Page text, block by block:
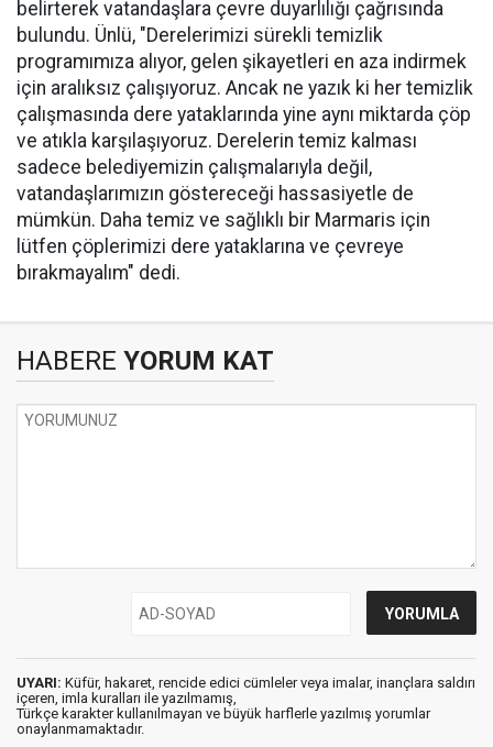
belirterek vatandaşlara çevre duyarlılığı çağrısında
bulundu. Ünlü, "Derelerimizi sürekli temizlik
programımıza alıyor, gelen şikayetleri en aza indirmek
için aralıksız çalışıyoruz. Ancak ne yazık ki her temizlik
çalışmasında dere yataklarında yine aynı miktarda çöp
ve atıkla karşılaşıyoruz. Derelerin temiz kalması
sadece belediyemizin çalışmalarıyla değil,
vatandaşlarımızın göstereceği hassasiyetle de
mümkün. Daha temiz ve sağlıklı bir Marmaris için
lütfen çöplerimizi dere yataklarına ve çevreye
bırakmayalım" dedi.
HABERE YORUM KAT
UYARI: Küfür, hakaret, rencide edici cümleler veya imalar, inançlara saldırı
içeren, imla kuralları ile yazılmamış,
Türkçe karakter kullanılmayan ve büyük harflerle yazılmış yorumlar
onaylanmamaktadır.